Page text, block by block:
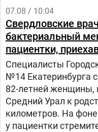
ветеринарии для
домашних животных
07.08 / 10:04
Свердловские
бактериальный
пациентки,
Специалисты
№14 Екатеринбурга
82-летней женщины,
Средний Урал к
километров. На
у пациентки